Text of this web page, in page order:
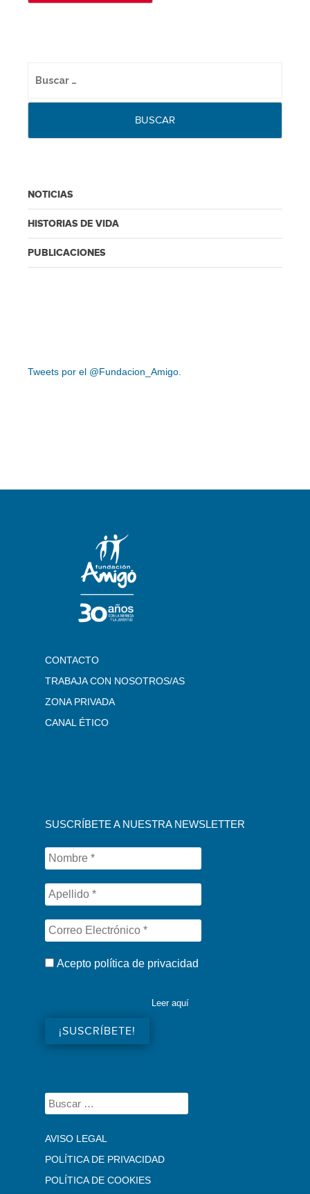
NOTICIAS
HISTORIAS DE VIDA
PUBLICACIONES
Tweets por el @Fundacion_Amigo.
CONTACTO
TRABAJA CON NOSOTROS/AS
ZONA PRIVADA
CANAL ÉTICO
SUSCRÍBETE A NUESTRA NEWSLETTER
Acepto política de privacidad
Leer aquí
AVISO LEGAL
POLÍTICA DE PRIVACIDAD
POLÍTICA DE COOKIES